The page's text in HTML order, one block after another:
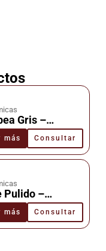
Gris –
–
más Consultar
Pulido –
–
más Consultar